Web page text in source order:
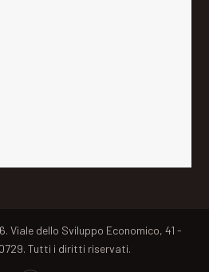
Viale dello Sviluppo Economico, 41 -
Tutti i diritti riservati.